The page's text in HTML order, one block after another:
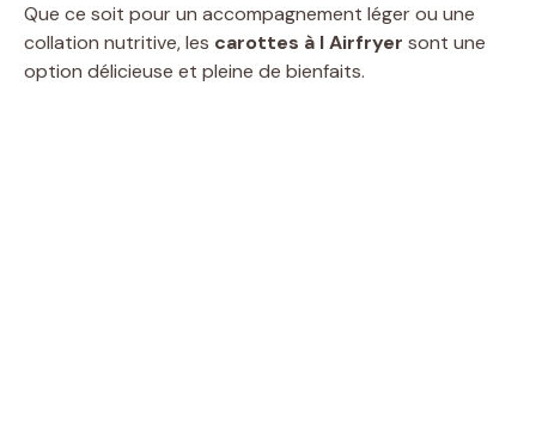
Que ce soit pour un accompagnement léger ou une
collation nutritive, les carottes à l Airfryer sont une
option délicieuse et pleine de bienfaits.